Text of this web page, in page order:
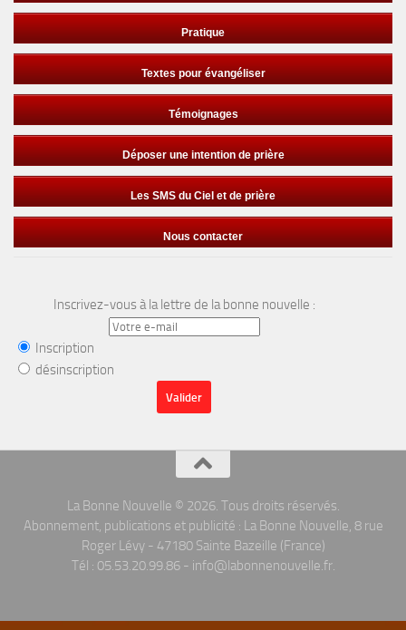
Pratique
Textes pour évangéliser
Témoignages
Déposer une intention de prière
Les SMS du Ciel et de prière
Nous contacter
Inscrivez-vous à la lettre de la bonne nouvelle :
Inscription
désinscription
La Bonne Nouvelle © 2026. Tous droits réservés.
Abonnement, publications et publicité : La Bonne Nouvelle, 8 rue
Roger Lévy - 47180 Sainte Bazeille (France)
Tél : 05.53.20.99.86 - info@labonnenouvelle.fr.